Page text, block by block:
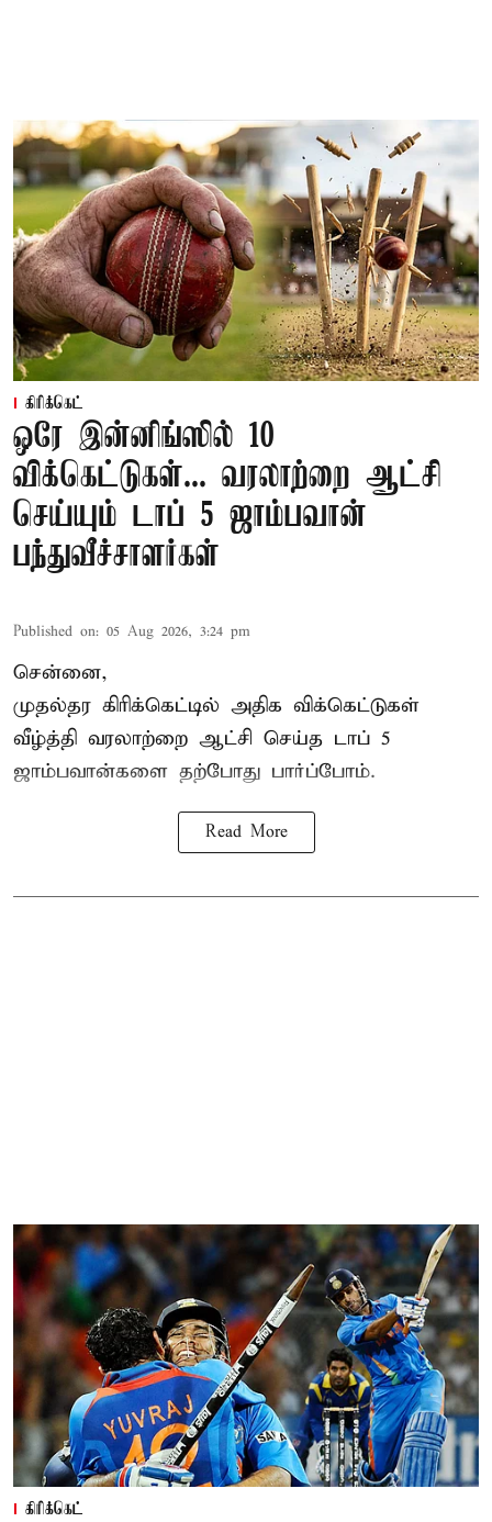
கிரிக்கெட்
ஒரே இன்னிங்ஸில் 10
விக்கெட்டுகள்... வரலாற்றை ஆட்சி
செய்யும் டாப் 5 ஜாம்பவான்
பந்துவீச்சாளர்கள்
Published on: 05 Aug 2026, 3:24 pm
சென்னை,
முதல்தர கிரிக்கெட்டில் அதிக விக்கெட்டுகள்
வீழ்த்தி வரலாற்றை ஆட்சி செய்த டாப் 5
ஜாம்பவான்களை தற்போது பார்ப்போம்.
Read More
கிரிக்கெட்